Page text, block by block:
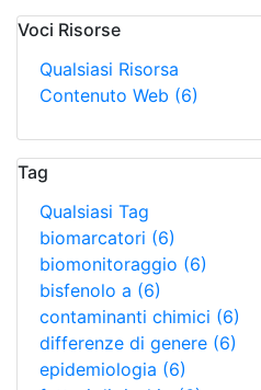
Voci Risorse
Qualsiasi Risorsa
Contenuto Web (6)
Tag
Qualsiasi Tag
biomarcatori (6)
biomonitoraggio (6)
bisfenolo a (6)
contaminanti chimici (6)
differenze di genere (6)
epidemiologia (6)